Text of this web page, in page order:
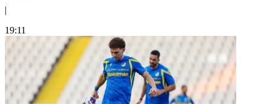
|
19:11